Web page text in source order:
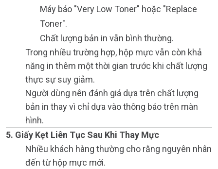
Máy báo "Very Low Toner" hoặc "Replace
Toner".
Chất lượng bản in vẫn bình thường.
Trong nhiều trường hợp, hộp mực vẫn còn khả
năng in thêm một thời gian trước khi chất lượng
thực sự suy giảm.
Người dùng nên đánh giá dựa trên chất lượng
bản in thay vì chỉ dựa vào thông báo trên màn
hình.
5. Giấy Kẹt Liên Tục Sau Khi Thay Mực
Nhiều khách hàng thường cho rằng nguyên nhân
đến từ hộp mực mới.